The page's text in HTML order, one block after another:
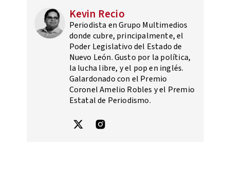
Kevin Recio
Periodista en Grupo Multimedios
donde cubre, principalmente, el
Poder Legislativo del Estado de
Nuevo León. Gusto por la política,
la lucha libre, y el pop en inglés.
Galardonado con el Premio
Coronel Amelio Robles y el Premio
Estatal de Periodismo.